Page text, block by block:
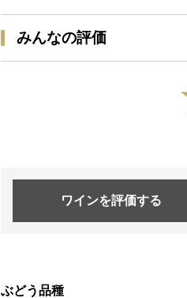
みんなの評価
ワインを評価する
ぶどう品種